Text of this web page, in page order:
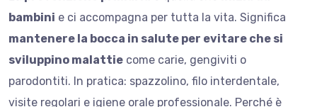
bambini e ci accompagna per tutta la vita. Significa
mantenere la bocca in salute per evitare che si
sviluppino malattie come carie, gengiviti o
parodontiti. In pratica: spazzolino, filo interdentale,
visite regolari e igiene orale professionale. Perché è